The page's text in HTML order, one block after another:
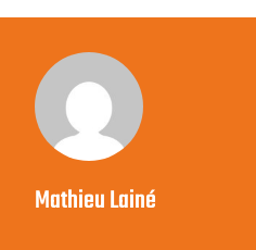
Mathieu Lainé